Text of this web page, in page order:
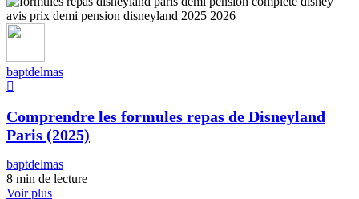
baptdelmas
Comprendre les formules repas de Disneyland
Paris (2025)
baptdelmas
8 min de lecture
Voir plus